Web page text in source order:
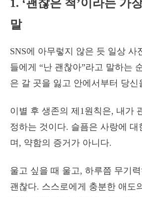
1. ‘괜찮은 척’이라는 가
말
SNS에 아무렇지 않은 듯 일상 사
들에게 “난 괜찮아”라고 말하는
은 갈 곳을 잃고 안에서부터 당신
이별 후 생존의 제1원칙은, 내가
정하는 것이다. 슬픔은 사랑에 대
며, 약함의 증거가 아니다.
울고 싶을 때 울고, 하루쯤 무기
괜찮다. 스스로에게 충분한 애도